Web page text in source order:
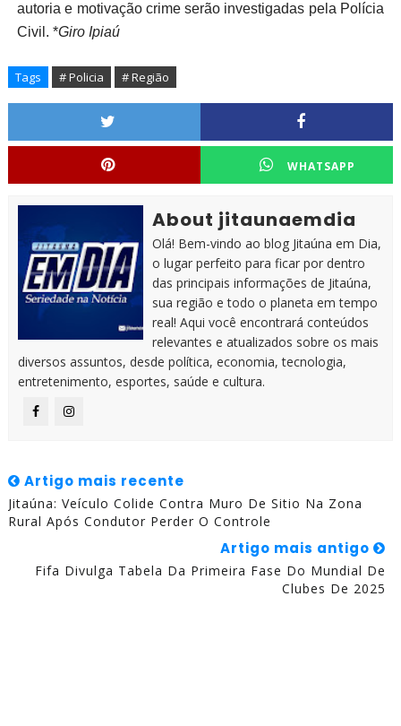
autoria e motivação crime serão investigadas pela Polícia
Civil. *Giro Ipiaú
Tags # Policia # Região
WHATSAPP
About jitaunaemdia
Olá! Bem-vindo ao blog Jitaúna em Dia,
o lugar perfeito para ficar por dentro
das principais informações de Jitaúna,
sua região e todo o planeta em tempo
real! Aqui você encontrará conteúdos
relevantes e atualizados sobre os mais
diversos assuntos, desde política, economia, tecnologia,
entretenimento, esportes, saúde e cultura.
Artigo mais recente
Jitaúna: Veículo Colide Contra Muro De Sitio Na Zona
Rural Após Condutor Perder O Controle
Artigo mais antigo
Fifa Divulga Tabela Da Primeira Fase Do Mundial De
Clubes De 2025